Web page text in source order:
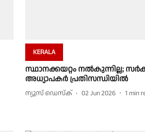
KERALA
സ്ഥാനക്കയറ്റം നല്‍കുന്നില്ല;
അധ്യാപകര്‍ പ്രതിസന്ധിയില്‍
ന്യൂസ് ഡെസ്ക് 02 Jun 2026 1 min